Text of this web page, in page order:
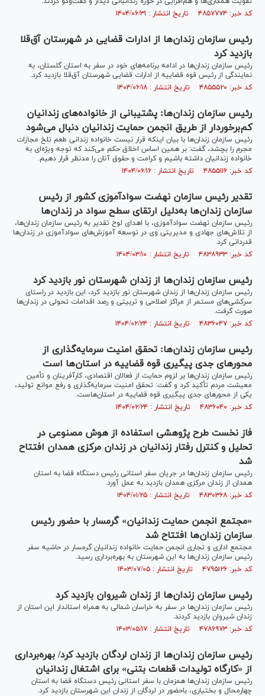
کد خبر: ۴۸۵۷۷۷۴ تاریخ انتشار : ۱۴۰۴/۰۶/۳۱
رئیس سازمان زندان‌ها از ادارات قضایی در شهرستان آق‌قلا
بازدید کرد
رئیس سازمان زندان‌ها در ادامه برنامه‌های خود در سفر به استان گلستان، به
نمایندگی از رئیس قوه قضاییه از ادارات قضایی شهرستان آق‌قلا بازدید کرد.
کد خبر: ۴۸۵۵۵۲۰ تاریخ انتشار : ۱۴۰۴/۰۶/۱۸
رئیس سازمان زندان‌ها: پشتیبانی از خانواده‌های زندانیان
کم‌برخوردار از طریق انجمن حمایت زندانیان دنبال می‌شود
رئیس سازمان زندان‌ها با بیان اینکه قرار نیست خانواده زندانی طعم تلخ مجازات
مجرم را بچشد، گفت: بر همین اساس اخلاق حکم می‌کند که توجه ویژه‌ای به
خانواده زندانیان داشته باشیم و کرامت و حقوق آنان را مدنظر قرار دهیم.
کد خبر: ۴۸۵۵۱۱۶ تاریخ انتشار : ۱۴۰۴/۰۶/۱۶
تقدیر رئیس سازمان نهضت سوادآموزی کشور از رئیس
سازمان زندان‌ها به‌دلیل ارتقای سطح سواد در زندان‌ها
رئیس سازمان نهضت سوادآموزی، با اهدای لوح تقدیر به رئیس سازمان زندان‌ها،
از تلاش‌های جهادی و مدیریتی وی در توسعه آموزش‌های سوادآموزی در زندان‌ها
قدردانی کرد.
کد خبر: ۴۸۳۸۹۳۳ تاریخ انتشار : ۱۴۰۴/۰۳/۱۰
رئیس سازمان زندان‌ها از زندان شهرستان نور بازدید کرد
رئیس سازمان زندان‌ها از زندان شهرستان نور بازدید کرد، این بازدید در راستای
سرکشی‌های مستمر از مراکز اصلاحی و تربیتی و رصد اقدامات تحولی در زندان‌ها
صورت گرفت.
کد خبر: ۴۸۳۶۰۴۷ تاریخ انتشار : ۱۴۰۴/۰۲/۲۴
رئیس سازمان زندان‌ها: تحقق امنیت سرمایه‌گذاری از
محور‌های جدی پیگیری قوه قضاییه در استان‌ها است
رئیس سازمان زندان‌ها بر لزوم حمایت از فعالان اقتصادی، کارآفرینان و تأمین
معیشت مردم تأکید کرد و گفت: تحقق امنیت سرمایه‌گذاری و رفع موانع تولید،
یکی از محور‌های جدی پیگیری قوه قضاییه در استان‌هاست.
کد خبر: ۴۸۳۶۰۴۰ تاریخ انتشار : ۱۴۰۴/۰۲/۲۴
فاز نخست طرح پژوهشی استفاده از هوش مصنوعی در
تحلیل و کنترل رفتار زندانیان در زندان مرکزی همدان افتتاح
شد
رئیس سازمان زندان‌ها در جریان سفر استانی رئیس دستگاه قضا به استان
همدان از زندان مرکزی همدان بازدید به عمل آورد.
کد خبر: ۴۸۳۰۳۶۸ تاریخ انتشار : ۱۴۰۴/۰۱/۲۵
«مجتمع انجمن حمایت زندانیان» گرمسار با حضور رئیس
سازمان زندان‌ها افتتاح شد
مجتمع اداری و تجاری انجمن حمایت خانواده زندانیان گرمسار در حاشیه سفر
رئیس سازمان زندان‌ها به این شهرستان به بهره‌برداری رسید.
کد خبر: ۴۷۹۵۱۲۶ تاریخ انتشار : ۱۴۰۳/۰۷/۰۵
رئیس سازمان زندان‌ها از زندان شیروان بازدید کرد
رئیس سازمان زندان‌ها در سفر به خراسان شمالی به همراه استاندار این استان از
زندان شیروان بازدید کردند.
کد خبر: ۴۷۸۶۹۷۳ تاریخ انتشار : ۱۴۰۳/۰۵/۱۷
رئیس سازمان زندان‌ها از زندان لردگان بازدید کرد/ بهره‌برداری
از «کارگاه تولیدات قطعات بتنی» برای اشتغال زندانیان
رئیس سازمان زندان‌ها همزمان با سفر استانی رئیس دستگاه قضا به استان
چهارمحال و بختیاری، باحضور در لردگان از زندان این شهرستان بازدید کرد.